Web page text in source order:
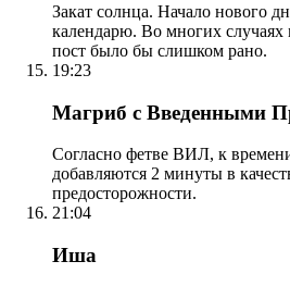
Закат солнца. Начало нового
календарю. Во многих случаях
пост было бы слишком рано.
19:23
Магриб с Введенными
Согласно фетве ВИЛ, к
добавляются 2 минуты в
предосторожности.
21:04
Иша